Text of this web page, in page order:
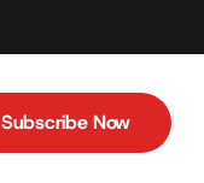
Subscribe Now